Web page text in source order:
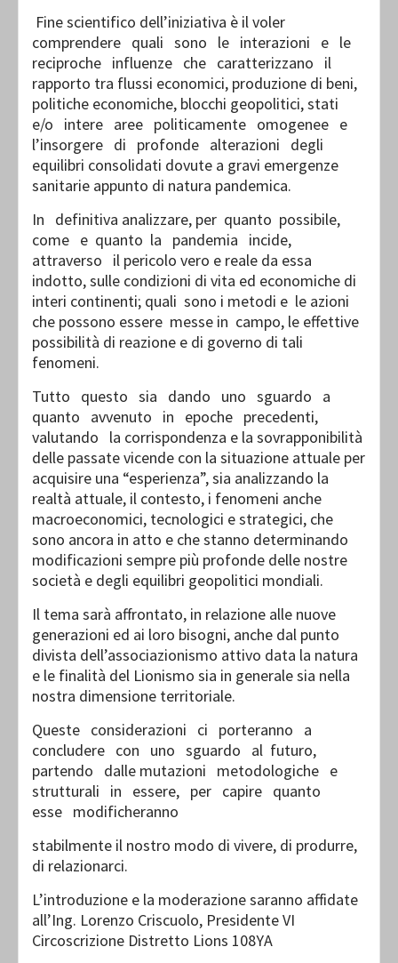
Fine scientifico dell’iniziativa è il voler
comprendere quali sono le interazioni e le
reciproche influenze che caratterizzano il
rapporto tra flussi economici, produzione di beni,
politiche economiche, blocchi geopolitici, stati
e/o intere aree politicamente omogenee e
l’insorgere di profonde alterazioni degli
equilibri consolidati dovute a gravi emergenze
sanitarie appunto di natura pandemica.
In definitiva analizzare, per quanto possibile,
come e quanto la pandemia incide,
attraverso il pericolo vero e reale da essa
indotto, sulle condizioni di vita ed economiche di
interi continenti; quali sono i metodi e le azioni
che possono essere messe in campo, le effettive
possibilità di reazione e di governo di tali
fenomeni.
Tutto questo sia dando uno sguardo a
quanto avvenuto in epoche precedenti,
valutando la corrispondenza e la sovrapponibilità
delle passate vicende con la situazione attuale per
acquisire una “esperienza”, sia analizzando la
realtà attuale, il contesto, i fenomeni anche
macroeconomici, tecnologici e strategici, che
sono ancora in atto e che stanno determinando
modificazioni sempre più profonde delle nostre
società e degli equilibri geopolitici mondiali.
Il tema sarà affrontato, in relazione alle nuove
generazioni ed ai loro bisogni, anche dal punto
divista dell’associazionismo attivo data la natura
e le finalità del Lionismo sia in generale sia nella
nostra dimensione territoriale.
Queste considerazioni ci porteranno a
concludere con uno sguardo al futuro,
partendo dalle mutazioni metodologiche e
strutturali in essere, per capire quanto
esse modificheranno
stabilmente il nostro modo di vivere, di produrre,
di relazionarci.
L’introduzione e la moderazione saranno affidate
all’Ing. Lorenzo Criscuolo, Presidente VI
Circoscrizione Distretto Lions 108YA